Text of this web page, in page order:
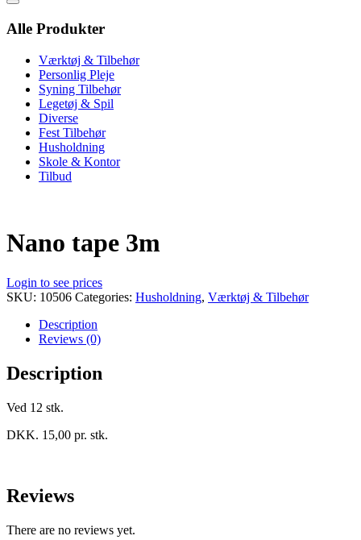
Catalog
Alle Produkter
Værktøj & Tilbehør
Personlig Pleje
Syning Tilbehør
Legetøj & Spil
Diverse
Fest Tilbehør
Husholdning
Skole & Kontor
Tilbud
Nano tape 3m
Login to see prices
SKU: 10506 Categories: Husholdning, Værktøj & Tilbehør
Description
Reviews (0)
Description
Ved 12 stk.
DKK. 15,00 pr. stk.
Reviews
There are no reviews yet.